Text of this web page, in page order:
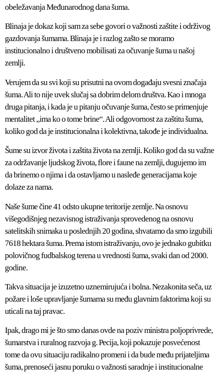
obeležavanja Međunarodnog dana šuma.
Blinaja je dokaz koji sam za sebe govori o važnosti zaštite i održivog
gazdovanja šumama. Blinaja je i razlog zašto se moramo
institucionalno i društveno mobilisati za očuvanje šuma u našoj
zemlji.
Verujem da su svi koji su prisutni na ovom događaju svesni značaja
šuma. Ali to nije uvek slučaj sa dobrim delom društva. Kao i mnoga
druga pitanja, i kada je u pitanju očuvanje šuma, često se primenjuje
mentalitet „ima ko o tome brine“. Ali odgovornost za zaštitu šuma,
koliko god da je institucionalna i kolektivna, takođe je individualna.
Šume su izvor života i zaštita života na zemlji. Koliko god da su važne
za održavanje ljudskog života, flore i faune na zemlji, dugujemo im
da brinemo o njima i da ostavljamo u nasleđe generacijama koje
dolaze za nama.
Naše šume čine 41 odsto ukupne teritorije zemlje. Na osnovu
višegodišnjeg nezavisnog istraživanja sprovedenog na osnovu
satelitskih snimaka u poslednjih 20 godina, shvatamo da smo izgubili
7618 hektara šuma. Prema istom istraživanju, ovo je jednako gubitku
polovičnog fudbalskog terena u vrednosti šuma, svaki dan od 2000.
godine.
Takva situacija je izuzetno uznemirujuća i bolna. Nezakonita seča, uz
požare i loše upravljanje šumama su među glavnim faktorima koji su
uticali na taj pravac.
Ipak, drago mi je što smo danas ovde na poziv ministra poljoprivrede,
šumarstva i ruralnog razvoja g. Pecija, koji pokazuje posvećenost
tome da ovu situaciju radikalno promeni i da bude među prijateljima
šuma, prenoseći jasnu poruku o važnosti saradnje i institucionalne